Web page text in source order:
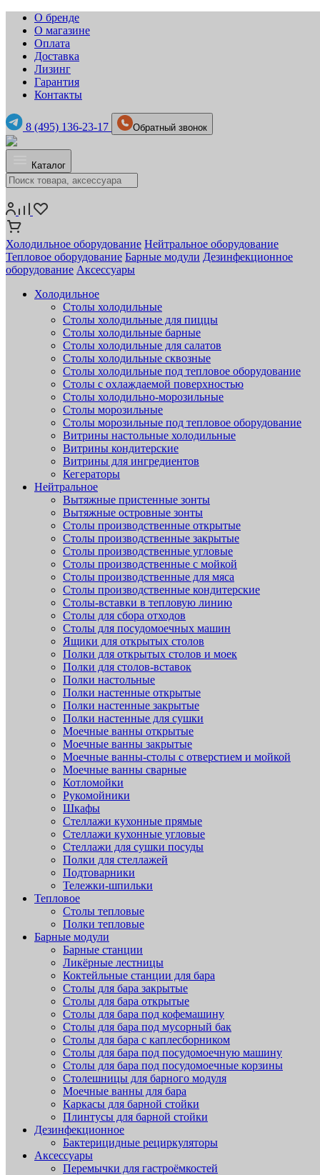
О бренде
О магазине
Оплата
Доставка
Лизинг
Гарантия
Контакты
8 (495) 136-23-17 Обратный звонок
Каталог
Холодильное оборудование Нейтральное оборудование
Тепловое оборудование Барные модули Дезинфекционное
оборудование Аксессуары
Холодильное
Столы холодильные
Столы холодильные для пиццы
Столы холодильные барные
Столы холодильные для салатов
Столы холодильные сквозные
Столы холодильные под тепловое оборудование
Столы с охлаждаемой поверхностью
Столы холодильно-морозильные
Столы морозильные
Столы морозильные под тепловое оборудование
Витрины настольные холодильные
Витрины кондитерские
Витрины для ингредиентов
Кегераторы
Нейтральное
Вытяжные пристенные зонты
Вытяжные островные зонты
Столы производственные открытые
Столы производственные закрытые
Столы производственные угловые
Столы производственные с мойкой
Столы производственные для мяса
Столы производственные кондитерские
Столы-вставки в тепловую линию
Столы для сбора отходов
Столы для посудомоечных машин
Ящики для открытых столов
Полки для открытых столов и моек
Полки для столов-вставок
Полки настольные
Полки настенные открытые
Полки настенные закрытые
Полки настенные для сушки
Моечные ванны открытые
Моечные ванны закрытые
Моечные ванны-столы с отверстием и мойкой
Моечные ванны сварные
Котломойки
Рукомойники
Шкафы
Стеллажи кухонные прямые
Стеллажи кухонные угловые
Стеллажи для сушки посуды
Полки для стеллажей
Подтоварники
Тележки-шпильки
Тепловое
Столы тепловые
Полки тепловые
Барные модули
Барные станции
Ликёрные лестницы
Коктейльные станции для бара
Столы для бара закрытые
Столы для бара открытые
Столы для бара под кофемашину
Столы для бара под мусорный бак
Столы для бара с каплесборником
Столы для бара под посудомоечную машину
Столы для бара под посудомоечные корзины
Столешницы для барного модуля
Моечные ванны для бара
Каркасы для барной стойки
Плинтусы для барной стойки
Дезинфекционное
Бактерицидные рециркуляторы
Аксессуары
Перемычки для гастроёмкостей